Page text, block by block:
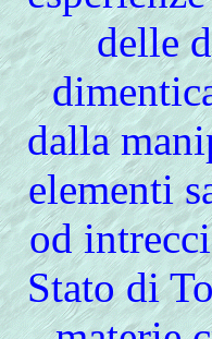
delle
dalla
elementi
od
Stato di